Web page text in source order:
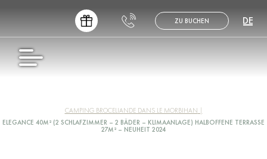
ZU BUCHEN DE
CAMPING BROCELIANDE DANS LE MORBIHAN
ELEGANCE 40M² (2 SCHLAFZIMMER – 2 BÄDER – KLIMAANLAGE) HALBOFFENE TERRASSE
27M² – NEUHEIT 2024